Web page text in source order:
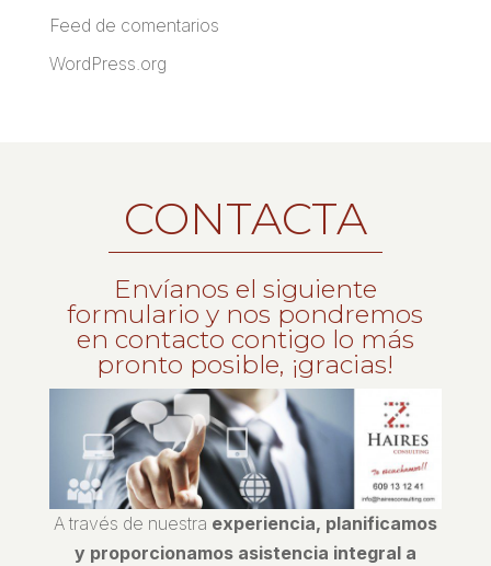
Feed de comentarios
WordPress.org
CONTACTA
Envíanos el siguiente
formulario y nos pondremos
en contacto contigo lo más
pronto posible, ¡gracias!
A través de nuestra experiencia, planificamos
y proporcionamos asistencia integral a